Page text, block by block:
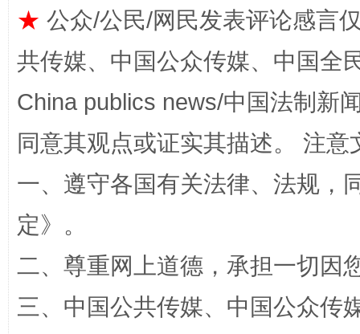
解纷+调解+退费，一次搞定
★ 公众/公民/网民发表评论感言
共传媒、中国公众传媒、中国全
China publics news/中国法制新
同意其观点或证实其描述。 注
一、遵守各国有关法律、法规，
定》。
二、尊重网上道德，承担一切因
三、中国公共传媒、中国公众传